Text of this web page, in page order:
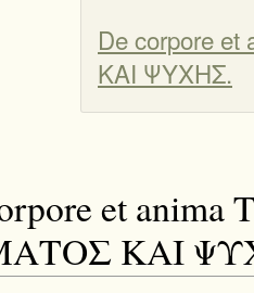
De corpore
ΚΑΙ ΨΥΧΗΣ.
et
ΚΑΙ